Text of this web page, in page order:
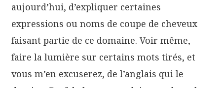
aujourd’hui, d’expliquer certaines
expressions ou noms de coupe de cheveux
faisant partie de ce domaine. Voir même,
faire la lumière sur certains mots tirés, et
vous m’en excuserez, de l’anglais qui le